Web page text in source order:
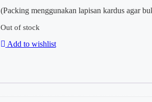
(Packing menggunakan lapisan kardus agar
Out of stock
Add to wishlist